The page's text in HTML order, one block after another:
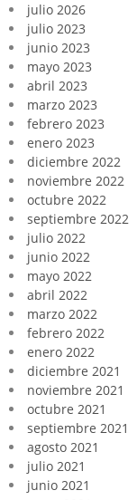
julio 2026
julio 2023
junio 2023
mayo 2023
abril 2023
marzo 2023
febrero 2023
enero 2023
diciembre 2022
noviembre 2022
octubre 2022
septiembre 2022
julio 2022
junio 2022
mayo 2022
abril 2022
marzo 2022
febrero 2022
enero 2022
diciembre 2021
noviembre 2021
octubre 2021
septiembre 2021
agosto 2021
julio 2021
junio 2021